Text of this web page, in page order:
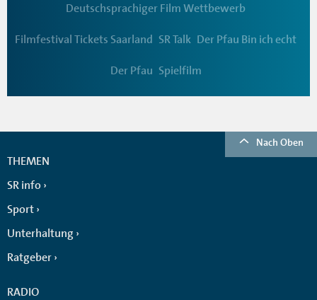
Deutschsprachiger Film Wettbewerb
Filmfestival Tickets Saarland SR Talk Der Pfau Bin ich echt
Der Pfau Spielfilm
Nach Oben
THEMEN
SR info
Sport
Unterhaltung
Ratgeber
RADIO